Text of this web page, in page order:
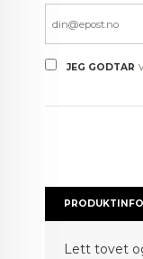
JEG GODTAR
PRODUKTINFO
Lett tovet